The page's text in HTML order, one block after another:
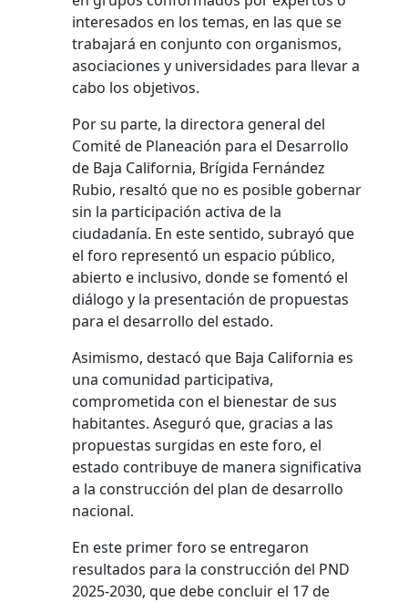
interesados en los temas, en las que se
trabajará en conjunto con organismos,
asociaciones y universidades para llevar a
cabo los objetivos.
Por su parte, la directora general del
Comité de Planeación para el Desarrollo
de Baja California, Brígida Fernández
Rubio, resaltó que no es posible gobernar
sin la participación activa de la
ciudadanía. En este sentido, subrayó que
el foro representó un espacio público,
abierto e inclusivo, donde se fomentó el
diálogo y la presentación de propuestas
para el desarrollo del estado.
Asimismo, destacó que Baja California es
una comunidad participativa,
comprometida con el bienestar de sus
habitantes. Aseguró que, gracias a las
propuestas surgidas en este foro, el
estado contribuye de manera significativa
a la construcción del plan de desarrollo
nacional.
En este primer foro se entregaron
resultados para la construcción del PND
2025-2030, que debe concluir el 17 de